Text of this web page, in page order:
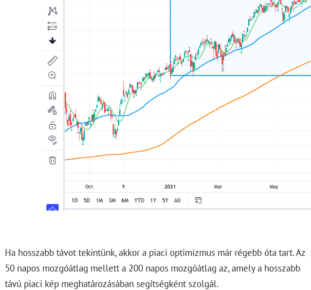
Ha hosszabb távot tekintünk, akkor a piaci optimizmus már régebb óta tart. Az
50 napos mozgóátlag mellett a 200 napos mozgóátlag az, amely a hosszabb
távú piaci kép meghatározásában segítségként szolgál.